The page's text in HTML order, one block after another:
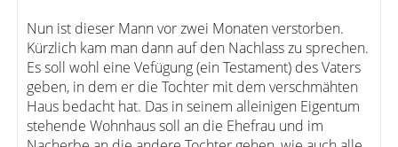
Nun ist dieser Mann vor zwei Monaten verstorben.
Kürzlich kam man dann auf den Nachlass zu sprechen.
Es soll wohl eine Vefügung (ein Testament) des Vaters
geben, in dem er die Tochter mit dem verschmähten
Haus bedacht hat. Das in seinem alleinigen Eigentum
stehende Wohnhaus soll an die Ehefrau und im